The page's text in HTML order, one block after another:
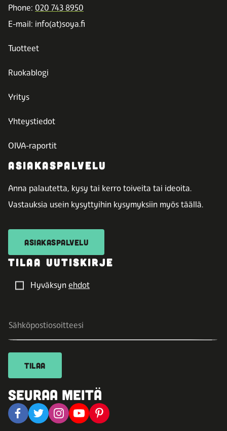
Phone: 020 743 8950
E-mail: info(at)soya.fi
Tuotteet
Ruokablogi
Yritys
Yhteystiedot
OIVA-raportit
ASIAKASPALVELU
Anna palautetta, kysy tai kerro toiveita tai ideoita.
Vastauksia usein kysyttyihin kysymyksiin myös täällä.
ASIAKASPALVELU
TILAA UUTISKIRJE
Hyväksyn ehdot
TILAA
SEURAA MEITÄ